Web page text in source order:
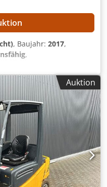
, Baujahr: 2017,
,
8 kg, Steuerungsmodell:
Teach-Pendants:
, TECHNISCHE DETAILS
Eigengewicht Roboterarm:
Yaskawa YRC1000
Stromversorgung: 3
Ai Njck
ERAR-1000-
Motoman GP8
Auktion